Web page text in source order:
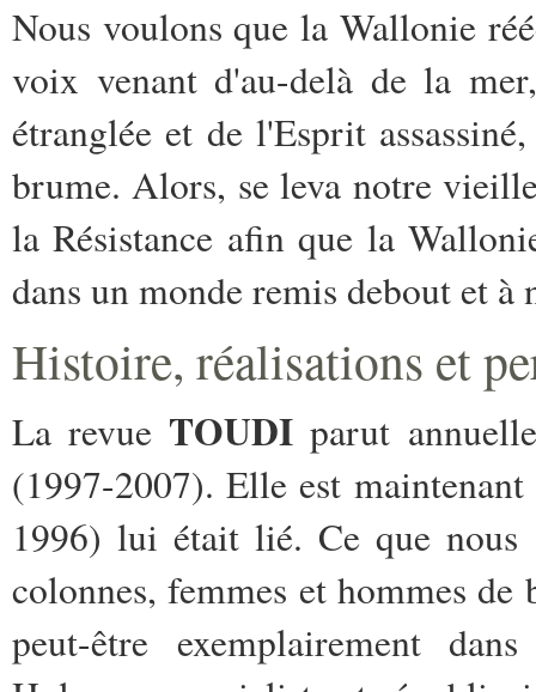
Nous voulons que la Wallonie
voix venant d'au-delà de la
étranglée et de l'Esprit
brume. Alors, se leva notre
la Résistance afin que la
dans un monde remis debout et à
Histoire, réalisations et
La revue TOUDI parut
(1997-2007). Elle est
1996) lui était lié. Ce que nous
colonnes, femmes et hommes
peut-être exemplairement